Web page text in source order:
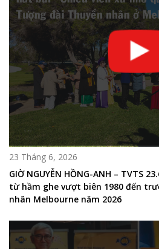
23 Tháng 6, 2026
GIỜ NGUYỄN HỒNG-ANH – TVTS
từ hầm ghe vượt biên 1980 đến
nhân Melbourne năm 2026